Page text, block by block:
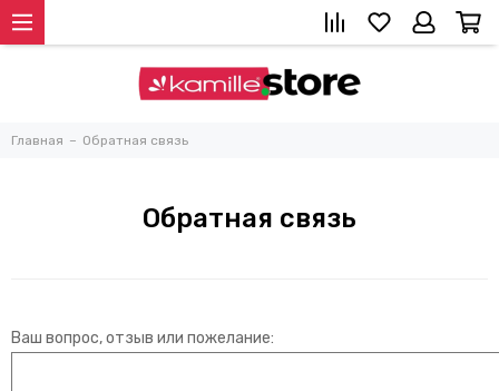
Главная Обратная связь
Обратная связь
Ваш вопрос, отзыв или пожелание: